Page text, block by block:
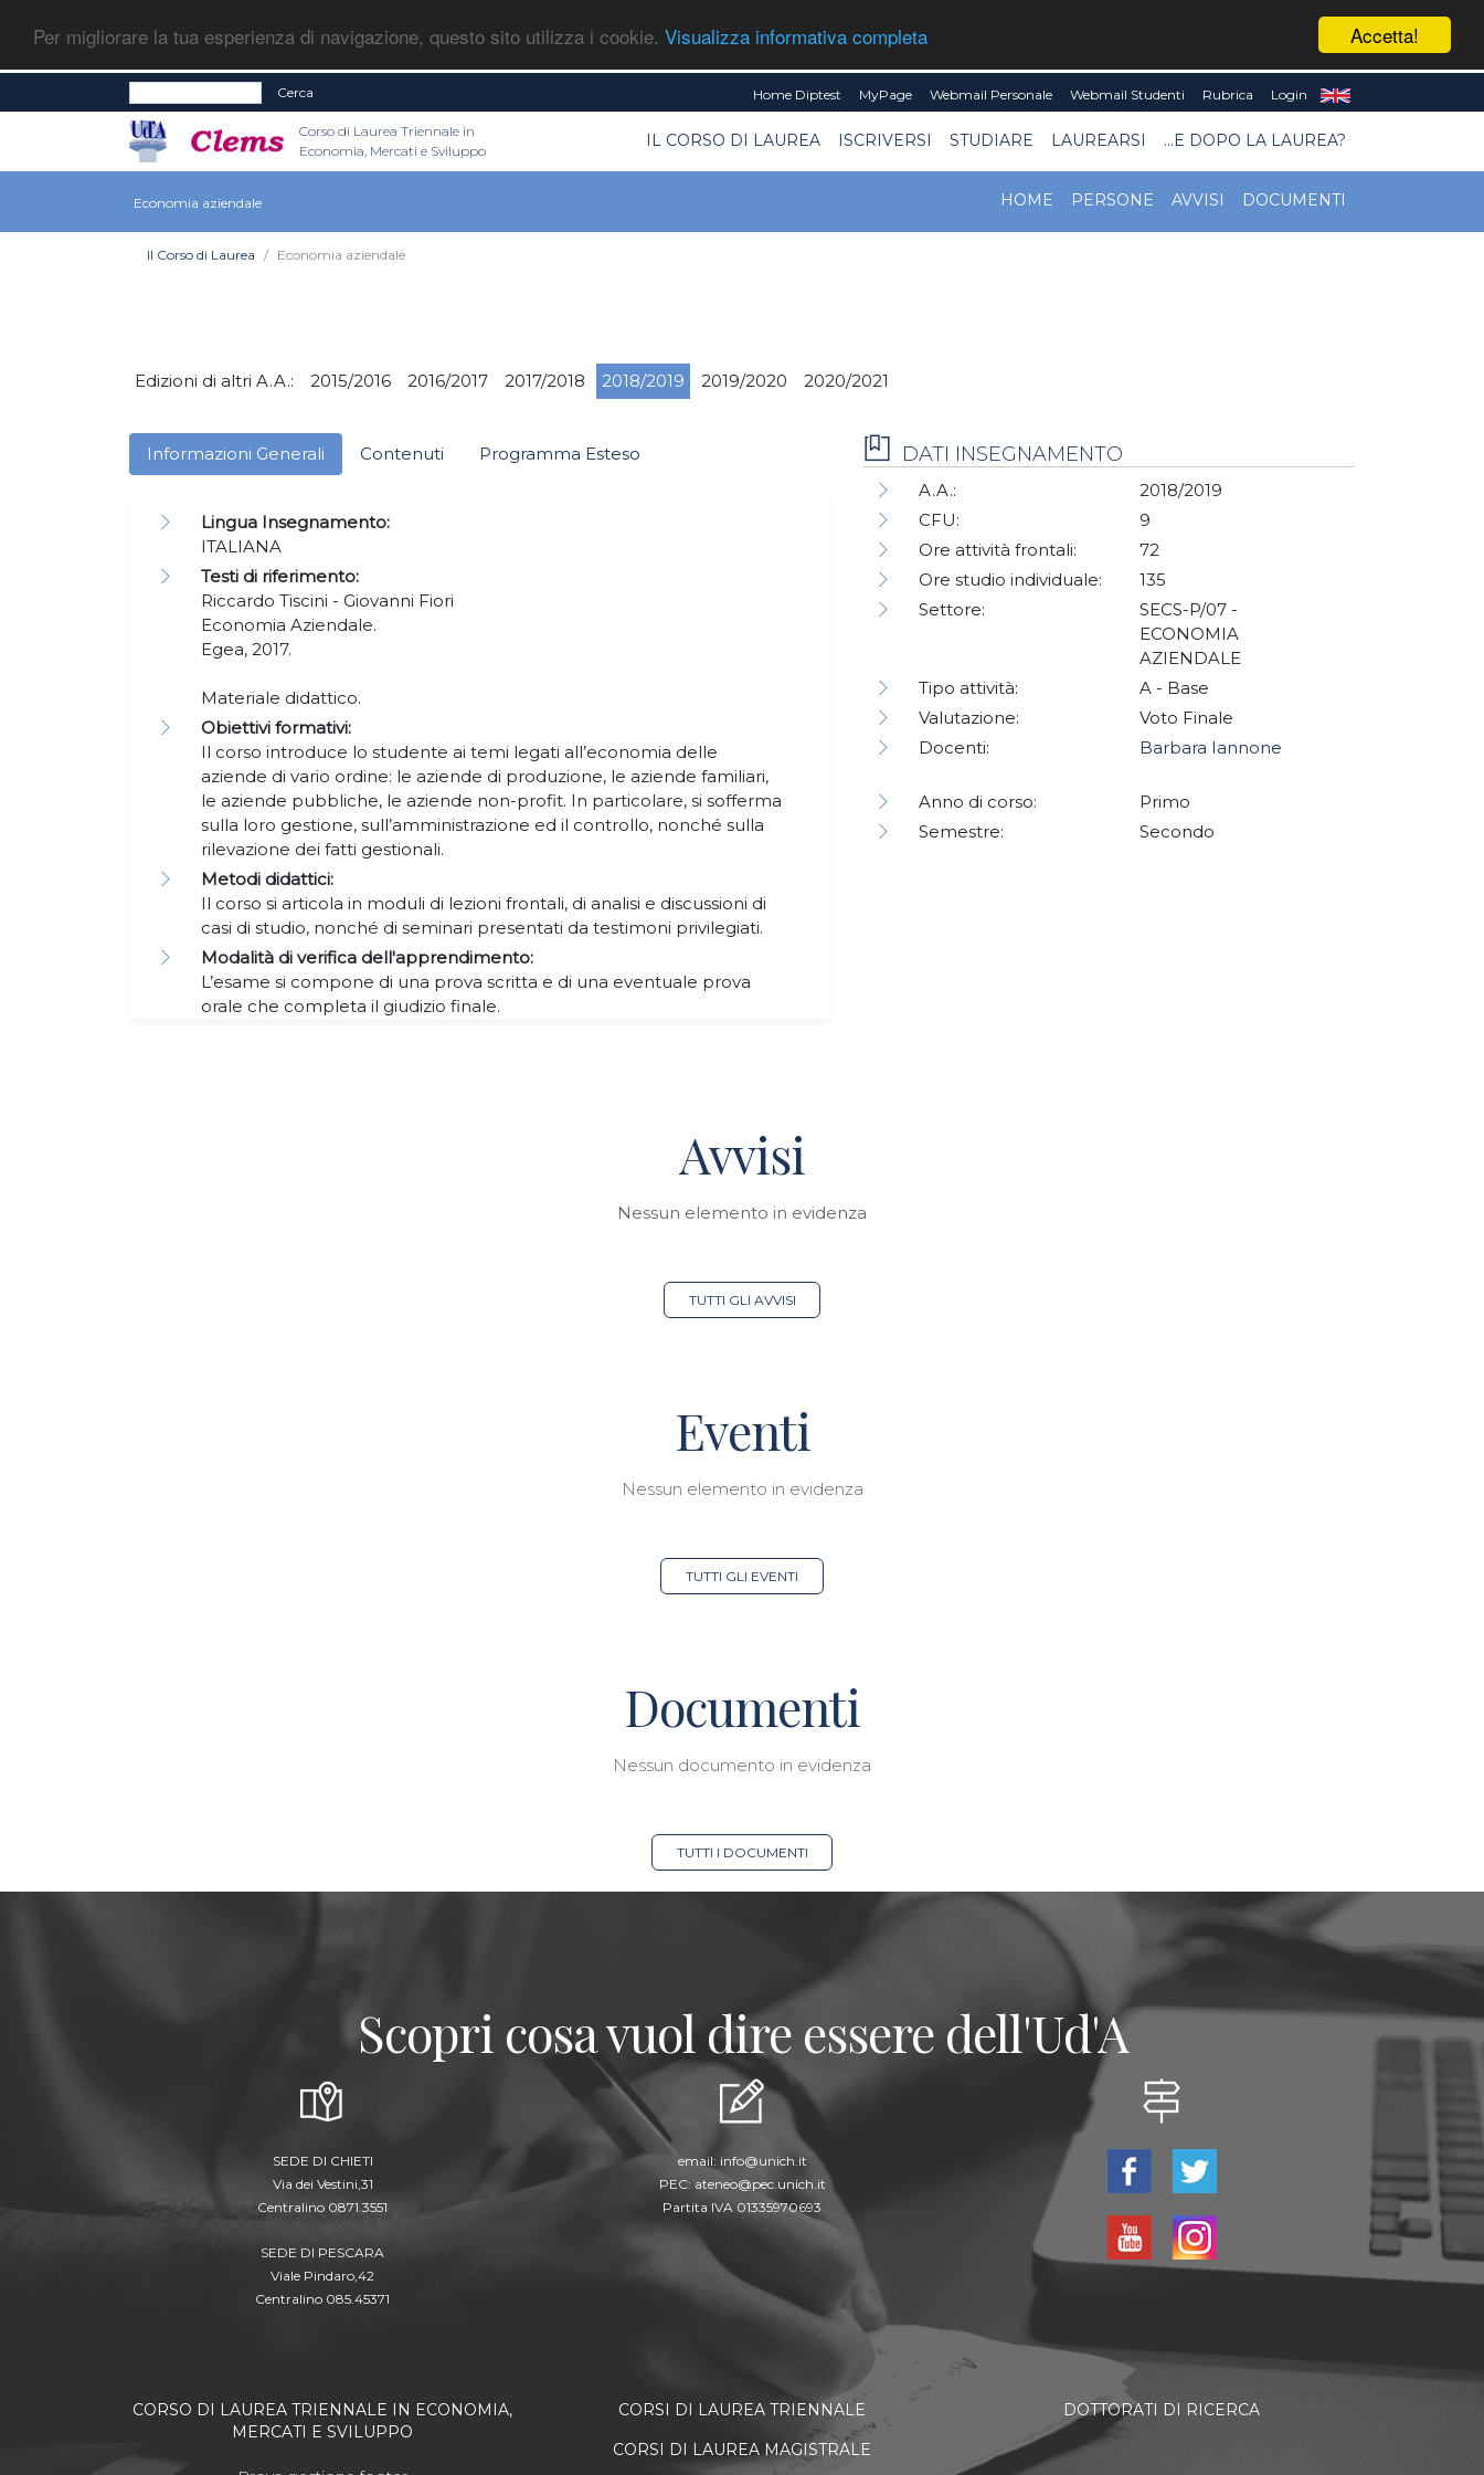
Accetta!
Per migliorare la tua esperienza di navigazione, questo sito utilizza i cookie. Visualizza informativa completa
Cerca Home Diptest MyPage Webmail Personale Webmail Studenti Rubrica Login
Corso di Laurea Triennale in
Economia, Mercati e Sviluppo
IL CORSO DI LAUREA ISCRIVERSI STUDIARE LAUREARSI ...E DOPO LA LAUREA?
Economia aziendale HOME PERSONE AVVISI DOCUMENTI
Il Corso di Laurea Economia aziendale
Edizioni di altri A.A.: 2015/2016 2016/2017 2017/2018 2018/2019 2019/2020 2020/2021
Informazioni Generali Contenuti Programma Esteso
Lingua Insegnamento:
ITALIANA
Testi di riferimento:
Riccardo Tiscini - Giovanni Fiori
Economia Aziendale.
Egea, 2017.
Materiale didattico.
Obiettivi formativi:
Il corso introduce lo studente ai temi legati all’economia delle
aziende di vario ordine: le aziende di produzione, le aziende familiari,
le aziende pubbliche, le aziende non-profit. In particolare, si sofferma
sulla loro gestione, sull’amministrazione ed il controllo, nonché sulla
rilevazione dei fatti gestionali.
Metodi didattici:
Il corso si articola in moduli di lezioni frontali, di analisi e discussioni di
casi di studio, nonché di seminari presentati da testimoni privilegiati.
Modalità di verifica dell'apprendimento:
L’esame si compone di una prova scritta e di una eventuale prova
orale che completa il giudizio finale.
DATI INSEGNAMENTO
A.A.:
2018/2019
CFU:
9
Ore attività frontali:
72
Ore studio individuale:
135
Settore:
SECS-P/07 -
ECONOMIA
AZIENDALE
Tipo attività:
A - Base
Valutazione:
Voto Finale
Docenti:
Barbara Iannone
Anno di corso:
Primo
Semestre:
Secondo
Avvisi
Nessun elemento in evidenza
TUTTI GLI AVVISI
Eventi
Nessun elemento in evidenza
TUTTI GLI EVENTI
Documenti
Nessun documento in evidenza
TUTTI I DOCUMENTI
Scopri cosa vuol dire essere dell'Ud'A
SEDE DI CHIETI
Via dei Vestini,31
Centralino 0871.3551
SEDE DI PESCARA
Viale Pindaro,42
Centralino 085.45371
email: info@unich.it
PEC: ateneo@pec.unich.it
Partita IVA 01335970693
CORSO DI LAUREA TRIENNALE IN ECONOMIA,
MERCATI E SVILUPPO
CORSI DI LAUREA TRIENNALE
CORSI DI LAUREA MAGISTRALE
DOTTORATI DI RICERCA